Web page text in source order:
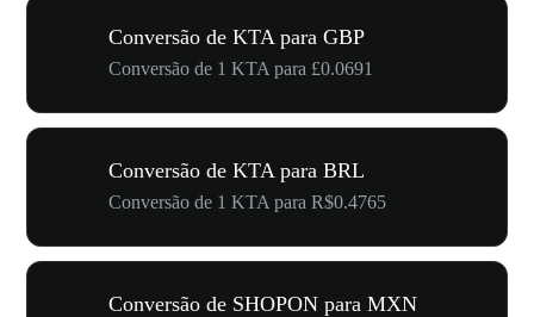
Conversão de KTA para GBP
Conversão de 1 KTA para £0.0691
Conversão de KTA para BRL
Conversão de 1 KTA para R$0.4765
Conversão de SHOPON para MXN